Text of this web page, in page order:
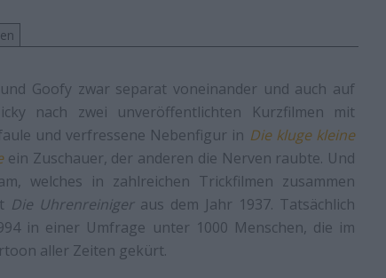
Goofy zwar separat voneinander und auch auf
nach zwei unveröffentlichten Kurzfilmen mit
und verfressene Nebenfigur in Die kluge kleine
ein Zuschauer, der anderen die Nerven raubte. Und
welches in zahlreichen Trickfilmen zusammen
Die Uhrenreiniger aus dem Jahr 1937. Tatsächlich
in einer Umfrage unter 1000 Menschen, die im
aller Zeiten gekürt.